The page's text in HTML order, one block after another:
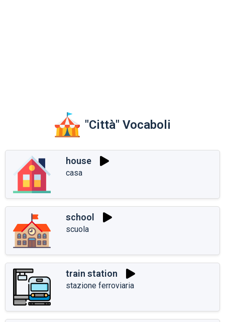
"Città" Vocaboli
house
casa
school
scuola
train station
stazione ferroviaria